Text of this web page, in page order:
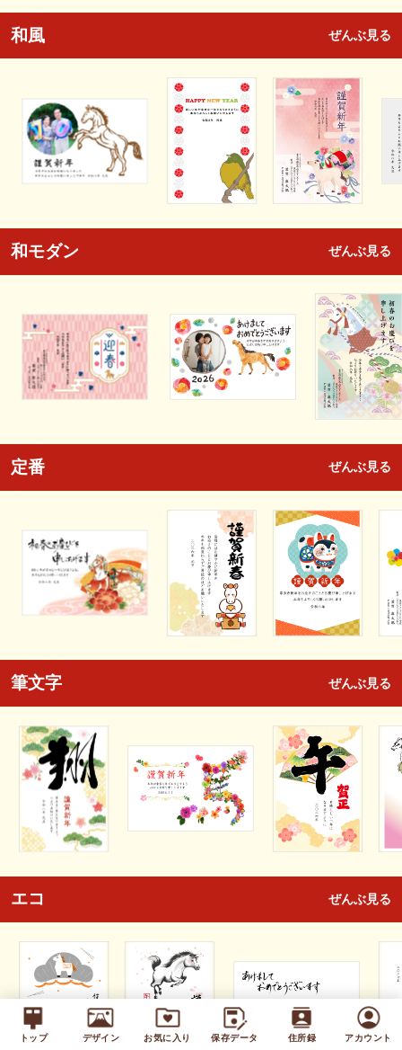
トップ デザイン お気に入り 保存データ 住所録 アカウント
和風 ぜんぶ見る
和モダン ぜんぶ見る
定番 ぜんぶ見る
筆文字 ぜんぶ見る
エコ ぜんぶ見る